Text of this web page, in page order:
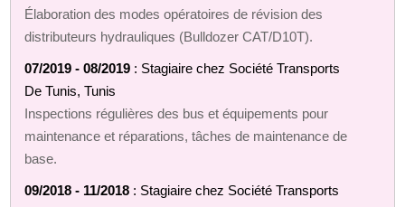
Élaboration des modes opératoires de révision des
distributeurs hydrauliques (Bulldozer CAT/D10T).
07/2019 - 08/2019 : Stagiaire chez Société Transports
De Tunis, Tunis
Inspections régulières des bus et équipements pour
maintenance et réparations, tâches de maintenance de
base.
09/2018 - 11/2018 : Stagiaire chez Société Transports